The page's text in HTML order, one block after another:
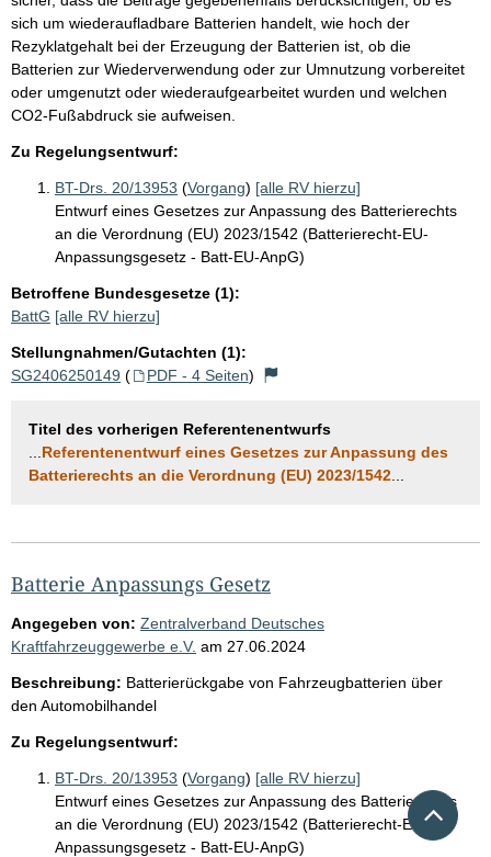
sich um wiederaufladbare Batterien handelt, wie hoch der
Rezyklatgehalt bei der Erzeugung der Batterien ist, ob die
Batterien zur Wiederverwendung oder zur Umnutzung vorbereitet
oder umgenutzt oder wiederaufgearbeitet wurden und welchen
CO2-Fußabdruck sie aufweisen.
Zu Regelungsentwurf:
BT-Drs. 20/13953 (Vorgang) [alle RV hierzu]
Entwurf eines Gesetzes zur Anpassung des Batterierechts
an die Verordnung (EU) 2023/1542 (Batterierecht-EU-
Anpassungsgesetz - Batt-EU-AnpG)
Betroffene Bundesgesetze (1):
BattG [alle RV hierzu]
Stellungnahmen/Gutachten (1):
SG2406250149 ( PDF - 4 Seiten)
Titel des vorherigen Referentenentwurfs
Referentenentwurf eines Gesetzes zur Anpassung des
Batterierechts an die Verordnung (EU) 2023/1542
Batterie Anpassungs Gesetz
Angegeben von: Zentralverband Deutsches
Kraftfahrzeuggewerbe e.V. am 27.06.2024
Beschreibung: Batterierückgabe von Fahrzeugbatterien über
den Automobilhandel
Zu Regelungsentwurf:
BT-Drs. 20/13953 (Vorgang) [alle RV hierzu]
Entwurf eines Gesetzes zur Anpassung des Batterierechts
an die Verordnung (EU) 2023/1542 (Batterierecht-EU-
Anpassungsgesetz - Batt-EU-AnpG)